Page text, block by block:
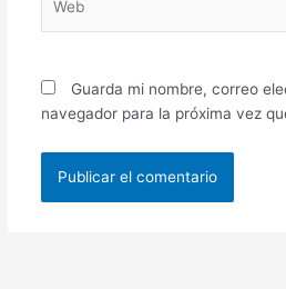
Guarda mi nombre, correo
navegador para la próxima vez